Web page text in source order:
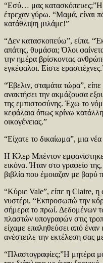
“Εσύ… μας κατασκόπευες;”Η
έτρεχαν γύρω. “Μαμά, είναι
κατάθλιψη μιλάμε!”
“Δεν κατασκοπεύω”, είπα.
απάτης, θυμάσαι; Όλοι
την ημέρα βρίσκοντας
εγκέφαλοι. Είστε
“Έβελιν, σταμάτα τώρα”,
ανακτήσει την ακμάζουσα
της εμπιστοσύνης. Έχω το
κεφάλαια όπως κρίνω
οικογένειας.”
“Είχατε το δικαίωμα”, μια
Η Κλερ Μπέντον
εικόνα. Ήταν στο γραφείο
βιβλία που έμοιαζαν με βαρύ
“Κύριε Vale”, είπε η Claire,
νυστέρι. “Εκπροσωπώ την
σήμερα το πρωί. Δεδομένων
πλαστών υπογραφών στις
είχαμε επαληθεύσει από έναν
ανέστειλε την εκτέλεση σας
“Πλαστογραφίες;”Η μητέρα